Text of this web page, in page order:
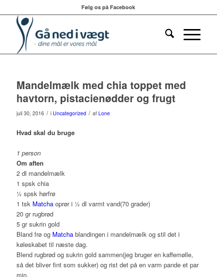
Følg os på Facebook
Mandelmælk med chia toppet med
havtorn, pistacienødder og frugt
juli 30, 2016 / i Uncategorized / af Lone
Hvad skal du bruge
1 person
Om aften
2 dl mandelmælk
1 spsk chia
½ spsk hørfrø
1 tsk Matchaoprør i ½ dl varmt vand(70 grader)
20 gr rugbrød
5 gr sukrin gold
Bland frø og Matcha blandingen i mandelmælk og stil det i
køleskabet til næste dag.
Blend rugbrød og sukrin gold sammen(jeg bruger en kaffemølle,
så det bliver fint som sukker) og rist det på en varm pande et par
min.